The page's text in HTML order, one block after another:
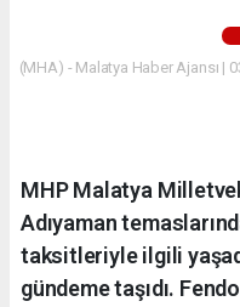
(MHA) - Malatya Haber Ajansı |
MHP Malatya
Adıyaman
taksitleriyle ilgili
gündeme taşıdı.